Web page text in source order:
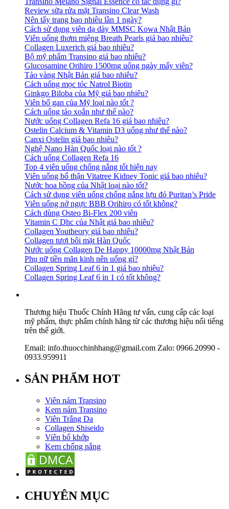
Review sữa rửa mặt Transino Clear Wash
Nên tẩy trang bao nhiêu lần 1 ngày?
Cách sử dụng viên dạ dày MMSC Kowa Nhật Bản
Viên uống thơm miệng Breath Pearls giá bao nhiêu?
Collagen Luxerich giá bao nhiêu?
Bộ mỹ phẩm Transino giá bao nhiêu?
Glucosamine Orihiro 1500mg uống ngày mấy viên?
Tảo vàng Nhật Bản giá bao nhiêu?
Cách uống mọc tóc Natrol Biotin
Ginkgo Biloba của Mỹ giá bao nhiêu?
Viên bổ gan của Mỹ loại nào tốt ?
Cách uống tảo xoắn như thế nào?
Nước uống Collagen Refa 16 giá bao nhiêu?
Ostelin Calcium & Vitamin D3 uống như thế nào?
Canxi Ostelin giá bao nhiêu?
Nghệ Nano Hàn Quốc loại nào tốt ?
Cách uống Collagen Refa 16
Top 4 viên uống chống nắng tốt hiện nay
Viên uống bổ thận Vitatree Kidney Tonic giá bao nhiêu?
Nước hoa hồng của Nhật loại nào tốt?
Cách sử dụng viên uống chống nắng lựu đỏ Puritan’s Pride
Viên uống nở ngực BBB Orihiro có tốt không?
Cách dùng Osteo Bi-Flex 200 viên
Vitamin C Dhc của Nhật giá bao nhiêu?
Collagen Youtheory giá bao nhiêu?
Collagen tươi bôi mặt Hàn Quốc
Nước uống Collagen De Happy 10000mg Nhật Bản
Phụ nữ tiền mãn kinh nên uống gì?
Collagen Spring Leaf 6 in 1 giá bao nhiêu?
Collagen Spring Leaf 6 in 1 có tốt không?
Thương hiệu Thuốc Chính Hãng tư vấn, cung cấp các loại
mỹ phẩm, thực phẩm chính hãng từ các thương hiệu nổi tiếng
trên thế giới.
Email: info.thuocchinhhang@gmail.com Zalo: 0966.20990 -
0933.959911
SẢN PHẨM HOT
Viên nám Transino
Kem nám Transino
Viên Trắng Da
Collagen Shiseido
Viên bổ khớp
Kem chống nắng
CHUYÊN MỤC